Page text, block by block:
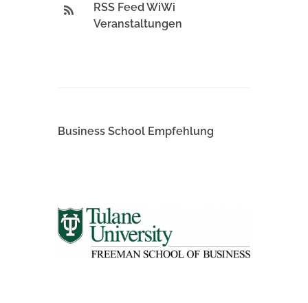
RSS Feed WiWi
Veranstaltungen
Business School Empfehlung